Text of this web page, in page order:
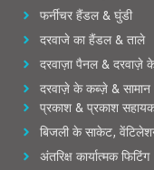
फर्नीचर हैंडल & घुंडी
दरवाजे का हैंडल & ताले
दरवाज़ा पैनल & दरवाज़े
दरवाज़े के कब्ज़े & सामान
प्रकाश & प्रकाश
बिजली के साकेट,
अंतरिक्ष कार्यात्मक फिटिंग